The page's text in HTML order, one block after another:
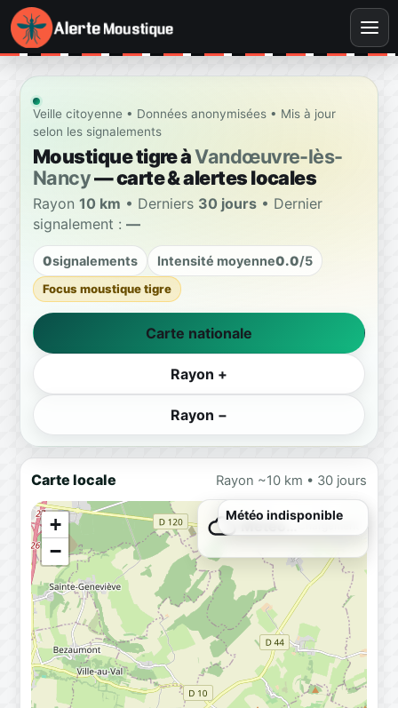
Veille citoyenne • Données anonymisées • Mis à jour
selon les signalements
Moustique tigre àVandœuvre-lès-
Nancy— carte & alertes locales
Rayon 10 km • Derniers 30 jours • Dernier
signalement : —
0signalements Intensité moyenne0.0/5
Focus moustique tigre
Carte nationale
Rayon +
Rayon −
Carte locale Rayon ~10 km • 30 jours
+
−
Météo…Chargement